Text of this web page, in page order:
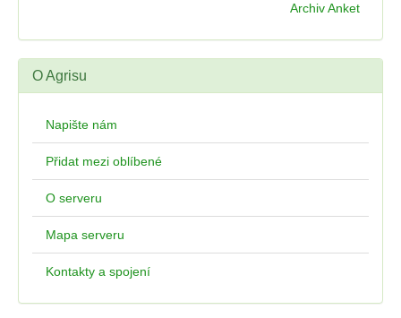
Archiv Anket
O Agrisu
Napište nám
Přidat mezi oblíbené
O serveru
Mapa serveru
Kontakty a spojení